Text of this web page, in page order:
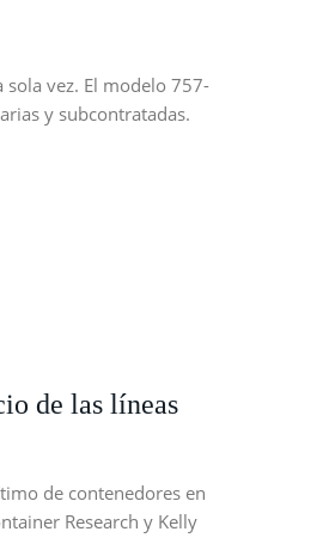
vez. El modelo 757-
y subcontratadas.
de las líneas
de contenedores en
Research y Kelly